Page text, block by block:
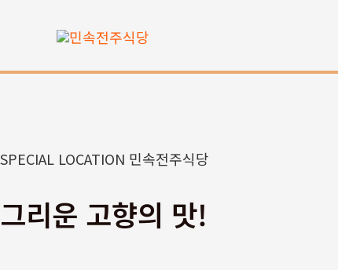
로
기
SPECIAL LOCATION 민속전주식당
그리운 고향의 맛!